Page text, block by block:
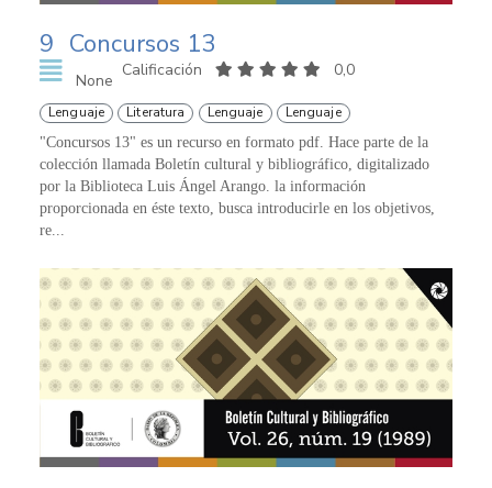
9 Concursos 13
None
Calificación 0,0
Lenguaje Literatura Lenguaje Lenguaje
"Concursos 13" es un recurso en formato pdf. Hace parte de la
colección llamada Boletín cultural y bibliográfico, digitalizado
por la Biblioteca Luis Ángel Arango. la información
proporcionada en éste texto, busca introducirle en los objetivos,
re...